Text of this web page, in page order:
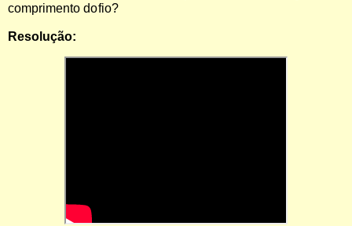
comprimento dofio?
Resolução: